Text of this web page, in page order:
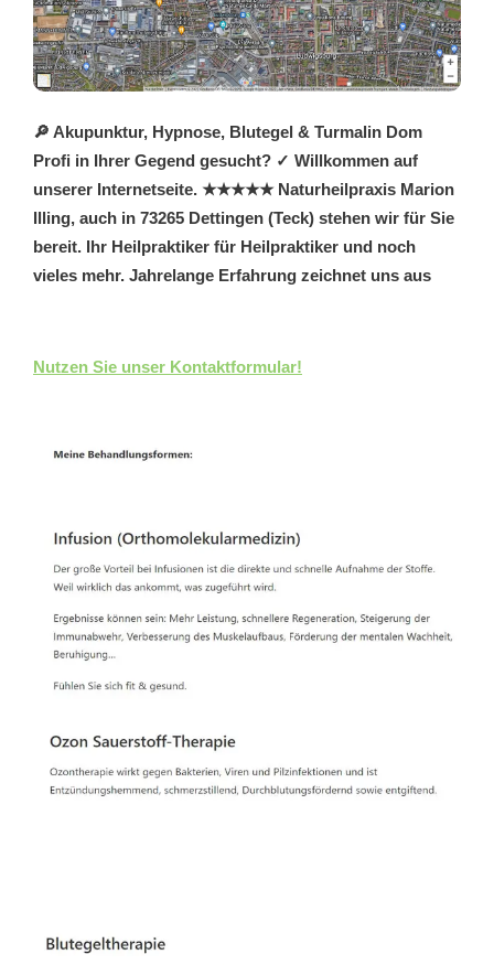
🔎 Akupunktur, Hypnose, Blutegel & Turmalin Dom
Profi in Ihrer Gegend gesucht? ✓ Willkommen auf
unserer Internetseite. ★★★★★ Naturheilpraxis Marion
Illing, auch in 73265 Dettingen (Teck) stehen wir für Sie
bereit. Ihr Heilpraktiker für Heilpraktiker und noch
vieles mehr. Jahrelange Erfahrung zeichnet uns aus
Nutzen Sie unser Kontaktformular!